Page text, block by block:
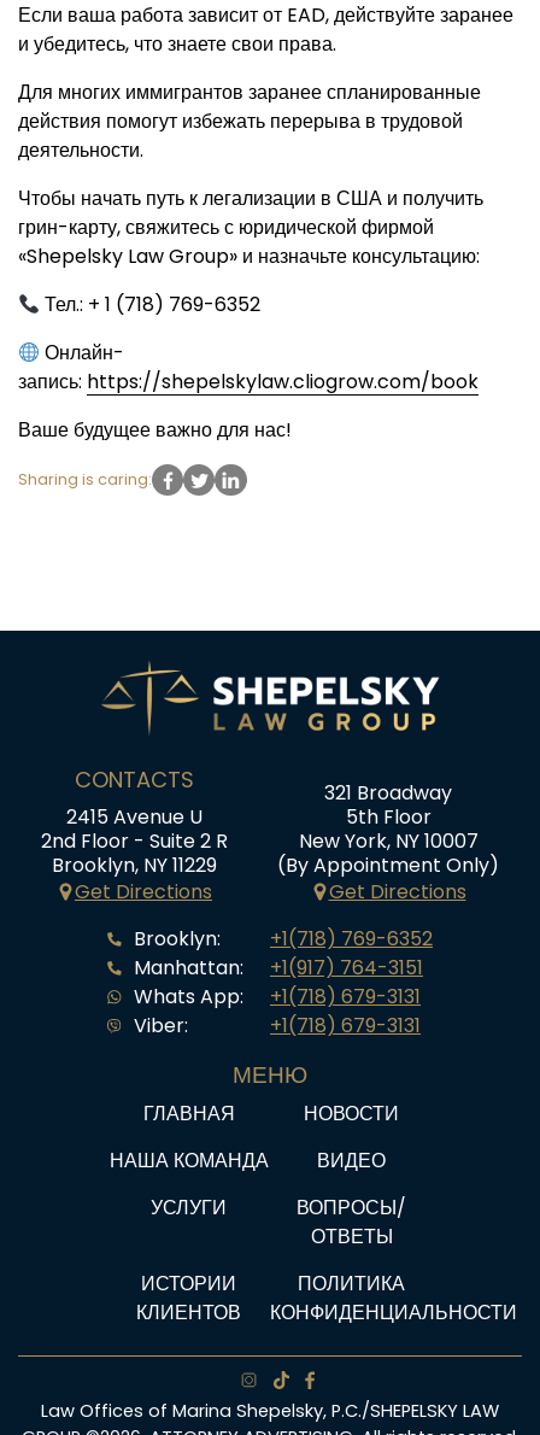
Если ваша работа зависит от EAD, действуйте заранее
и убедитесь, что знаете свои права.
Для многих иммигрантов заранее спланированные
действия помогут избежать перерыва в трудовой
деятельности.
Чтобы начать путь к легализации в США и получить
грин-карту, свяжитесь с юридической фирмой
«Shepelsky Law Group» и назначьте консультацию:
Тел.: + 1 (718) 769-6352
Онлайн-
запись: https://shepelskylaw.cliogrow.com/book
Ваше будущее важно для нас!
Sharing is caring:
CONTACTS
2415 Avenue U
2nd Floor - Suite 2 R
Brooklyn, NY 11229
Get Directions
321 Broadway
5th Floor
New York, NY 10007
(By Appointment Only)
Get Directions
Brooklyn:
Manhattan:
Whats App:
Viber:
+1(718) 769-6352
+1(917) 764-3151
+1(718) 679-3131
+1(718) 679-3131
МЕНЮ
ГЛАВНАЯ
НОВОСТИ
НАША КОМАНДА
ВИДЕО
УСЛУГИ
ВОПРОСЫ/
ОТВЕТЫ
ИСТОРИИ
КЛИЕНТОВ
ПОЛИТИКА
КОНФИДЕНЦИАЛЬНОСТИ
Law Offices of Marina Shepelsky, P.C./SHEPELSKY LAW